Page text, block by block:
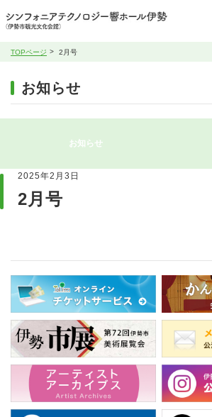
TOPページ 2月号
お知らせ
お知らせ
2025年2月3日
2月号